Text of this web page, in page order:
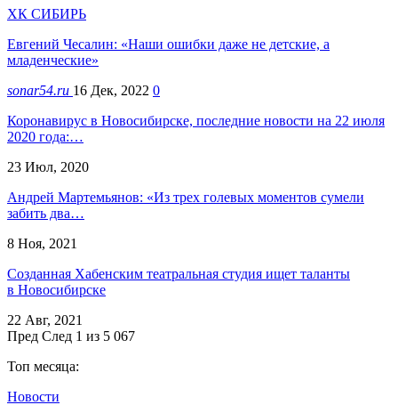
ХК СИБИРЬ
Евгений Чесалин: «Наши ошибки даже не детские, а
младенческие»
sonar54.ru 16 Дек, 2022 0
Коронавирус в Новосибирске, последние новости на 22 июля
2020 года:…
23 Июл, 2020
Андрей Мартемьянов: «Из трех голевых моментов сумели
забить два…
8 Ноя, 2021
Созданная Хабенским театральная студия ищет таланты
в Новосибирске
22 Авг, 2021
Пред След 1 из 5 067
Топ месяца:
Новости